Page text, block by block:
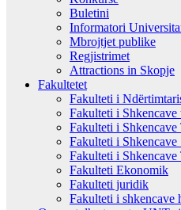
Buletini
Informatori
Mbrojtjet publike
Regjistrimet
Attractions in Skopje
Fakultetet
Fakulteti i
Fakulteti i Shkencave
Fakulteti i Shkencave
Fakulteti i Shkencave
Fakulteti i
Fakulteti Ekonomik
Fakulteti juridik
Fakulteti i shkencave